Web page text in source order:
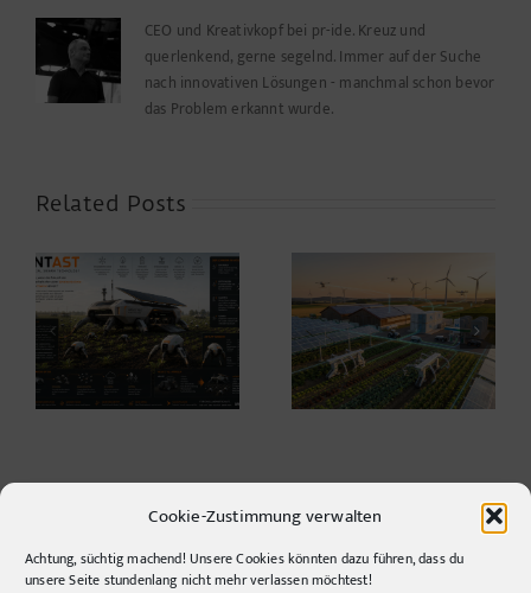
Cookie-Zustimmung verwalten
Achtung, süchtig machend! Unsere Cookies könnten dazu führen, dass du
unsere Seite stundenlang nicht mehr verlassen möchtest!
CEO und Kreativkopf bei pr-ide. Kreuz und
querlenkend, gerne segelnd. Immer auf der Suche
nach innovativen Lösungen - manchmal schon bevor
das Problem erkannt wurde.
Related Posts
Warum die
Energiewende auf
dem Acker nicht im
Motorraum beginnt
Agriculture 2035 –
Thoughts on the
Future ahead of
Agritechnica*